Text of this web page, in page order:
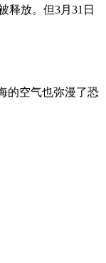
释放。但3月31日
的空气也弥漫了恐